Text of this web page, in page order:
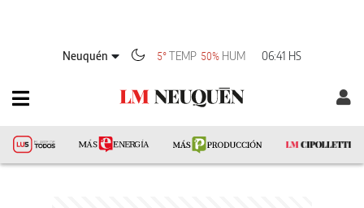
Neuquén 5° TEMP 50% HUM 06:41 HS